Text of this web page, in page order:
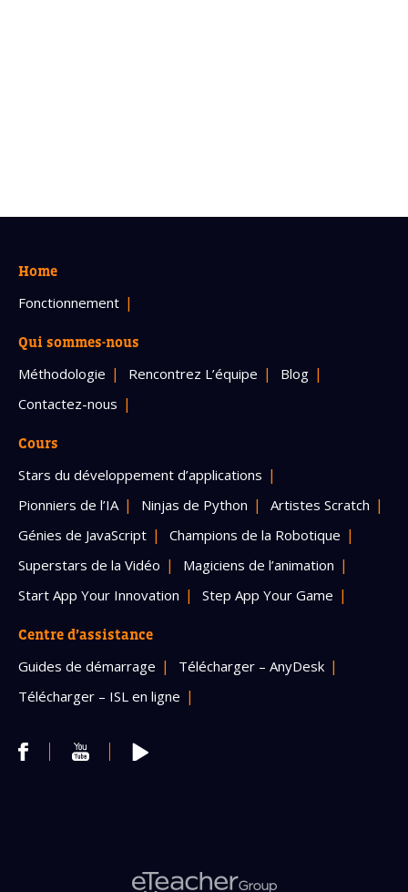
Home
Fonctionnement
Qui sommes-nous
Méthodologie Rencontrez L’équipe
Blog
Contactez-nous
Cours
Stars du développement d’applications
Pionniers de l’IA
Ninjas de Python
Artistes Scratch
Génies de JavaScript
Champions de la Robotique
Superstars de la Vidéo
Magiciens de l’animation
Start App Your Innovation
Step App Your Game
Centre d’assistance
Guides de démarrage
Télécharger – AnyDesk
Télécharger – ISL en ligne